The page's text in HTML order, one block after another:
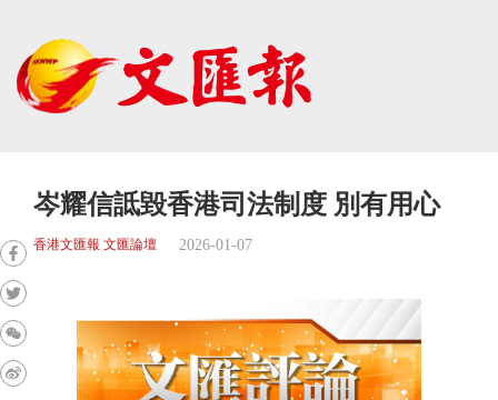
岑耀信詆毀香港司法制度 別有用心
香港文匯報 文匯論壇 2026-01-07